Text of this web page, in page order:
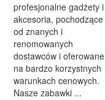
profesjonalne gadżety i
akcesoria, pochodzące
od znanych i
renomowanych
dostawców i oferowane
na bardzo korzystnych
warunkach cenowych.
Nasze zabawki ...